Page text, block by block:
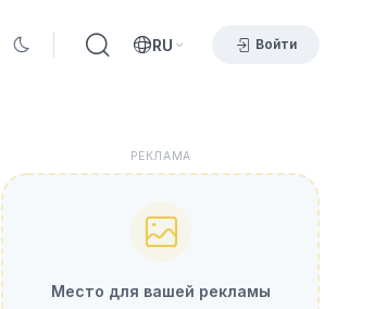
RU Войти
РЕКЛАМА
Место для вашей рекламы